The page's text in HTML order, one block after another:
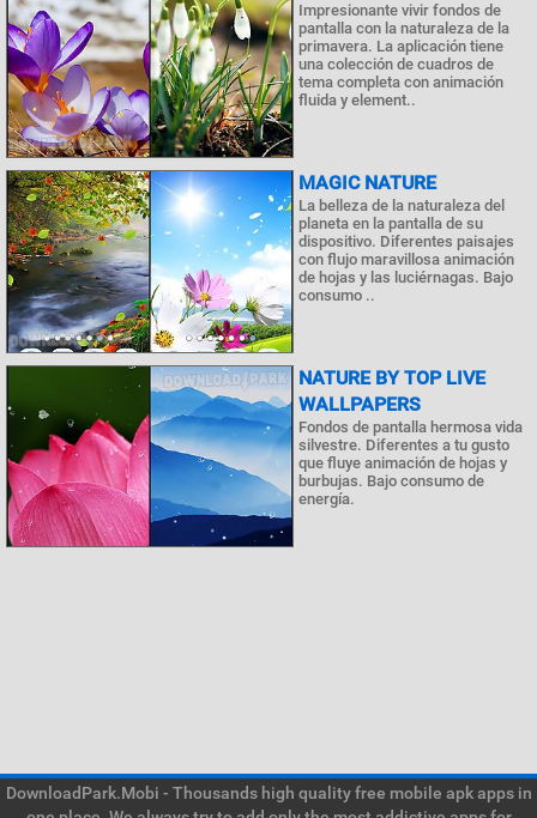
Impresionante vivir fondos de
pantalla con la naturaleza de la
primavera. La aplicación tiene
una colección de cuadros de
tema completa con animación
fluida y element..
MAGIC NATURE
La belleza de la naturaleza del
planeta en la pantalla de su
dispositivo. Diferentes paisajes
con flujo maravillosa animación
de hojas y las luciérnagas. Bajo
consumo ..
NATURE BY TOP LIVE
WALLPAPERS
Fondos de pantalla hermosa vida
silvestre. Diferentes a tu gusto
que fluye animación de hojas y
burbujas. Bajo consumo de
energía.
DownloadPark.Mobi - Thousands high quality free mobile apk apps in